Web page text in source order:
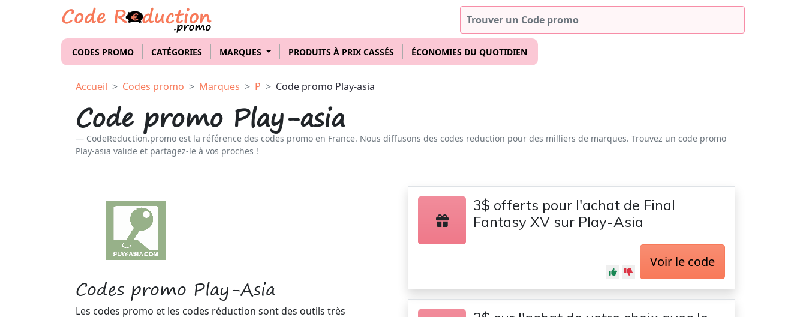
CODES PROMO CATÉGORIES MARQUES PRODUITS À PRIX CASSÉS ÉCONOMIES DU QUOTIDIEN
Accueil Codes promo Marques P Code promo Play-asia
Code promo Play-asia
CodeReduction.promo est la référence des codes promo en France. Nous diffusons des codes reduction pour des milliers de marques. Trouvez un code promo
Play-asia valide et partagez-le à vos proches !
Codes promo Play-Asia
Les codes promo et les codes réduction sont des outils très
3$ offerts pour l'achat de Final
Fantasy XV sur Play-Asia
Voir le code